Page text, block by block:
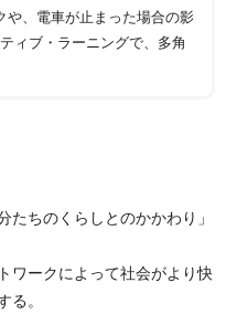
、電車が止まった場合の影
ィブ・ラーニングで、多角
ちのくらしとのかかわり」
ワークによって社会がより快
。